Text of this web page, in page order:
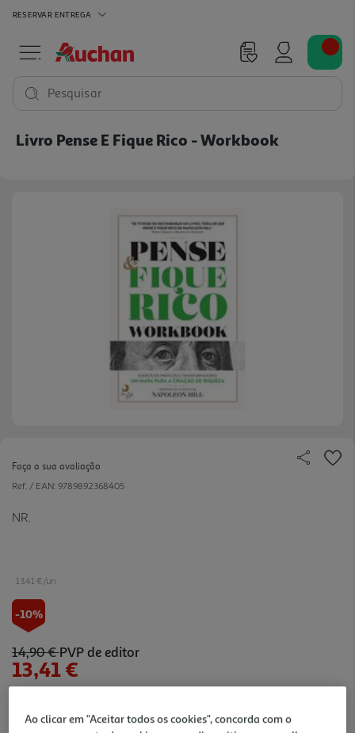
RESERVAR ENTREGA
Pesquisar
Livro Pense E Fique Rico - Workbook
Faça a sua avaliação
Ref. / EAN: 9789892368405
NR.
13.41 €/un
-10%
14,90 €PVP de editor
13,41 €
Ao clicar em "Aceitar todos os cookies", concorda com o